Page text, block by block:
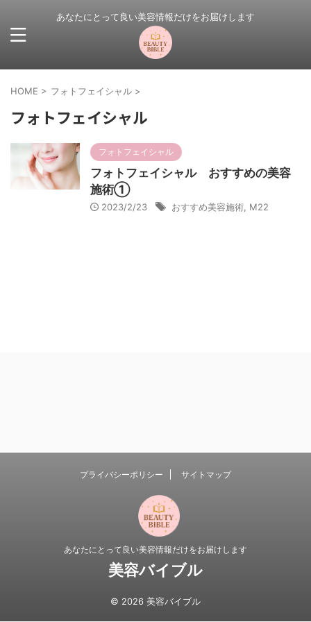
あなたにとって良い美容情報だけをお届けします
HOME > フォトフェイシャル >
フォトフェイシャル
フォトフェイシャル
フォトフェイシャル おすすめの美容
施術①
2023/2/23 おすすめ美容施術 M22
プライバシーポリシー サイトマップ
あなたにとって良い美容情報だけをお届けします
美容バイブル
© 2026 美容バイブル